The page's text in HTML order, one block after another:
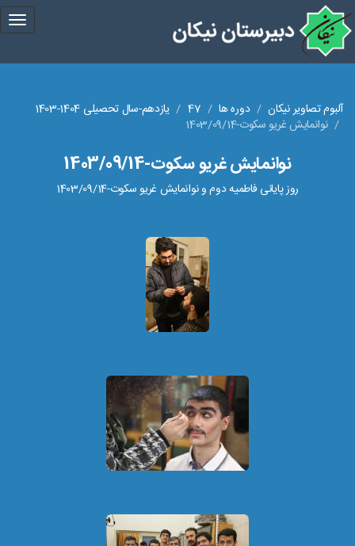
آلبوم تصاویر نیکان دوره ها 47
یازدهم-سال تحصیلی 1404-1403
نوانمایش غریو سکوت-1403/09/14
نوانمایش غریو سکوت-1403/09/14
روز پایانی فاطمیه دوم و نوانمایش غریو سکوت-1403/09/14